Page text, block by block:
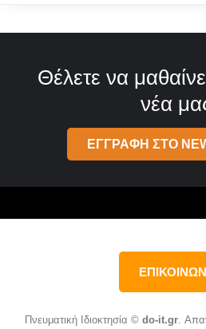
Θέλετε να
νέα
ΕΓΓΡΑΦΗ ΣΤΟ
Πνευματική Ιδιοκτησία © do-it.gr.